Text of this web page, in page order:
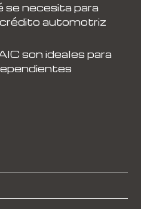
se necesita para
automotriz
son ideales para